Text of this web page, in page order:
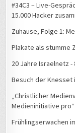
#34C3 – Live-
15.000 Hacker
Zuhause, Folge 1:
Plakate als stumme
20 Jahre Israelnetz -
Besuch der Knesset
„Christlicher
Medieninitiative pro“
Frühlingserwachen